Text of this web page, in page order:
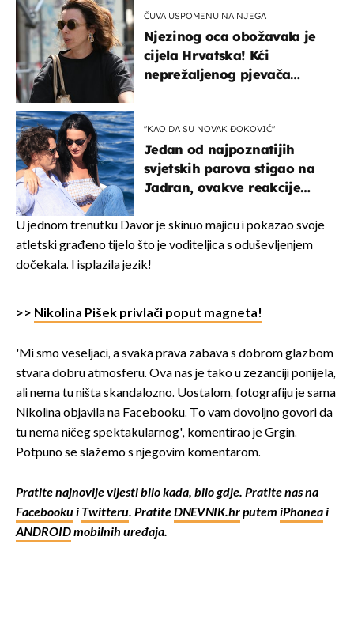
ČUVA USPOMENU NA NJEGA
Njezinog oca obožavala je
cijela Hrvatska! Kći
neprežaljenog pjevača
"KAO DA SU NOVAK ĐOKOVIĆ"
Jedan od najpoznatijih
svjetskih parova stigao na
Jadran, ovakve reakcije
U jednom trenutku Davor je skinuo majicu i pokazao svoje
atletski građeno tijelo što je voditeljica s oduševljenjem
dočekala. I isplazila jezik!
>> Nikolina Pišek privlači poput magneta!
'Mi smo veseljaci, a svaka prava zabava s dobrom glazbom
stvara dobru atmosferu. Ova nas je tako u zezanciji ponijela,
ali nema tu ništa skandalozno. Uostalom, fotografiju je sama
Nikolina objavila na Facebooku. To vam dovoljno govori da
tu nema ničeg spektakularnog', komentirao je Grgin.
Potpuno se slažemo s njegovim komentarom.
Pratite najnovije vijesti bilo kada, bilo gdje. Pratite nas na
Facebookui Twitteru. PratiteDNEVNIK.hrputem iPhoneai
ANDROIDmobilnih uređaja.